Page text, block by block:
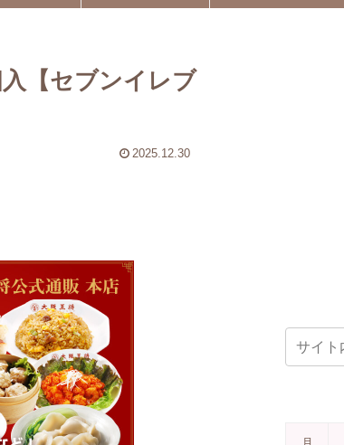
【セブンイレブ
2025.12.30